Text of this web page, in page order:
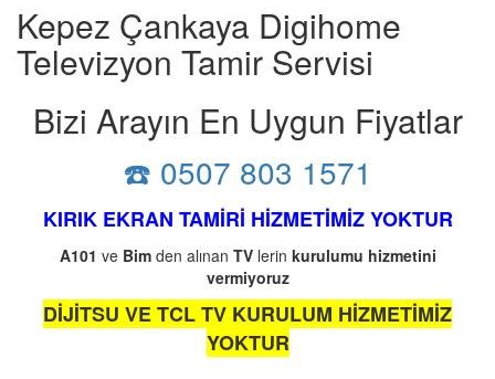
Kepez Çankaya Digihome
Televizyon Tamir Servisi
Bizi Arayın En Uygun Fiyatlar
☎️ 0507 803 1571
KIRIK EKRAN TAMİRİ HİZMETİMİZ YOKTUR
A101 ve Bimden alınan TVlerin kurulumu hizmetini
vermiyoruz
DİJİTSU VE TCL TV KURULUM HİZMETİMİZ
YOKTUR